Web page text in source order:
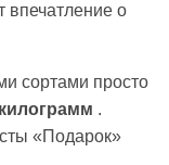
впечатление о
сортами просто
.
«Подарок»